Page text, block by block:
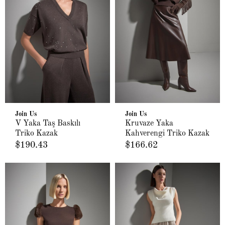
Join Us
V Yaka Taş Baskılı
Triko Kazak
$190.43
Join Us
Kruvaze Yaka
Kahverengi Triko Kazak
$166.62